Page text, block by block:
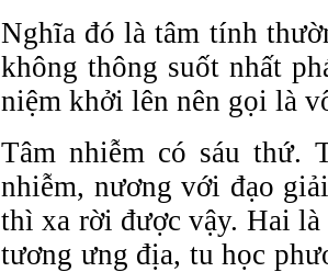
Nghĩa đó là tâm tính
không thông suốt nhất
niệm khởi lên nên gọi là
Tâm nhiễm có sáu thứ.
nhiễm, nương với đạo
thì xa rời được vậy. Hai
tương ưng địa, tu học